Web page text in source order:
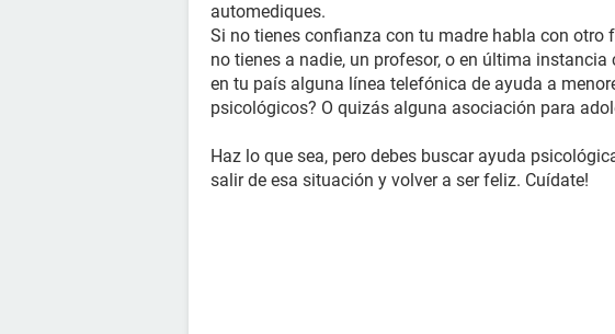
automediques.
Si no tienes confianza con tu madre habla con otro
no tienes a nadie, un profesor, o en última instancia
en tu país alguna línea telefónica de ayuda a
psicológicos? O quizás alguna asociación para
Haz lo que sea, pero debes buscar ayuda
salir de esa situación y volver a ser feliz. Cuídate!